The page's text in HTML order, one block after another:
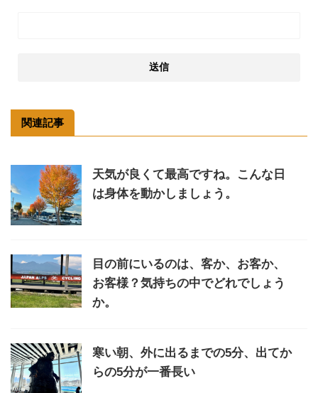
関連記事
天気が良くて最高ですね。こんな日
は身体を動かしましょう。
目の前にいるのは、客か、お客か、
お客様？気持ちの中でどれでしょう
か。
寒い朝、外に出るまでの5分、出てか
らの5分が一番長い